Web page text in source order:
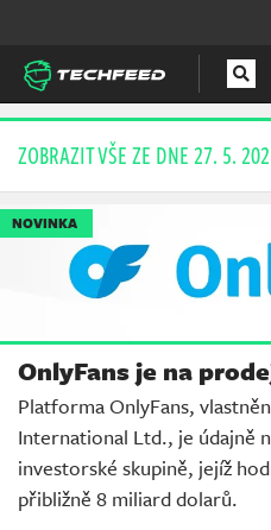
Magazín
Videa
Soutěže
ZOBRAZIT VŠE ZE DNE 27. 5.
NOVINKA
OnlyFans je na
Platforma OnlyFans,
International Ltd., je údajně
investorské skupině, jejíž
přibližně 8 miliard dolarů.